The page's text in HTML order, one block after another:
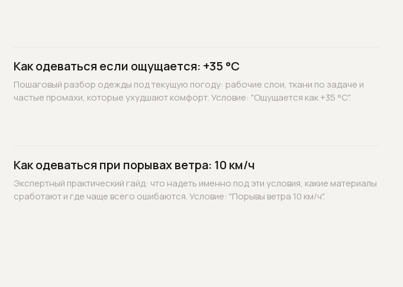
Как одеваться если ощущается: +35 °C
Пошаговый разбор одежды под текущую погоду: рабочие слои, ткани по задаче и
частые промахи, которые ухудшают комфорт. Условие: "Ощущается как +35 °C".
Как одеваться при порывах ветра: 10 км/ч
Экспертный практический гайд: что надеть именно под эти условия, какие материалы
сработают и где чаще всего ошибаются. Условие: "Порывы ветра 10 км/ч".